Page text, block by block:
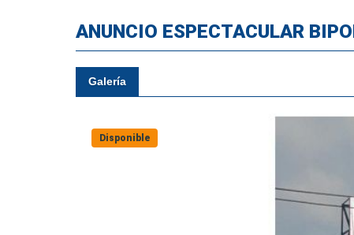
ANUNCIO ESPECTACULAR
Galería
Disponible